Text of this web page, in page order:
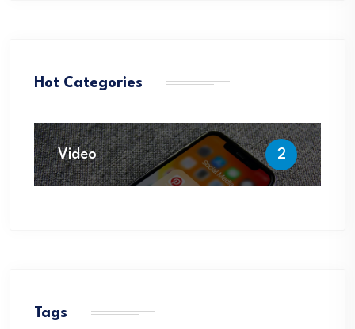
Hot Categories
Video 2
Tags